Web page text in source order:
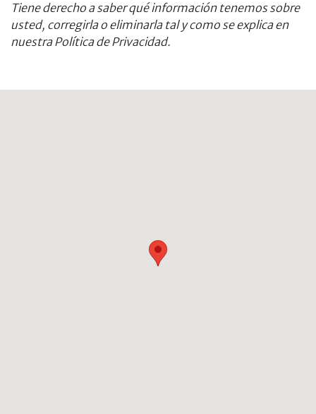
Tiene derecho a saber qué información tenemos sobre
usted, corregirla o eliminarla tal y como se explica en
nuestra Política de Privacidad.